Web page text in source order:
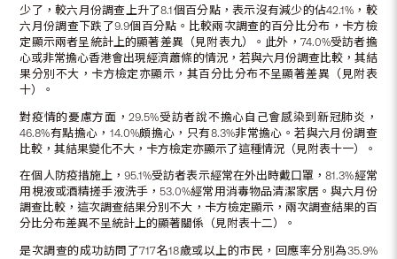
少了，較六月份調查上升了8.1個百分點，表示沒有減少的佔42.1%，較
六月份調查下跌了9.9個百分點。比較兩次調查的百分比分布，卡方檢
定顯示兩者呈統計上的顯著差異（見附表九）。此外，74.0%受訪者擔
心或非常擔心香港會出現經濟蕭條的情況，若與六月份調查比較，其結
果分別不大，卡方檢定亦顯示，其百分比分布不呈顯著差異（見附表
十）。
對疫情的憂慮方面，29.5%受訪者說不擔心自己會感染到新冠肺炎，
46.8%有點擔心，14.0%頗擔心，只有8.3%非常擔心。若與六月份調查
比較，其結果變化不大，卡方檢定亦顯示了這種情況（見附表十一）。
在個人防疫措施上，95.1%受訪者表示經常在外出時戴口罩，81.3%經常
用梘液或酒精搓手液洗手，53.0%經常用消毒物品清潔家居。與六月份
調查比較，這次調查結果分別不大，卡方檢定顯示，兩次調查結果的百
分比分布差異不呈統計上的顯著關係（見附表十二）。
是次調查的成功訪問了717名18歲或以上的市民，回應率分別為35.9%